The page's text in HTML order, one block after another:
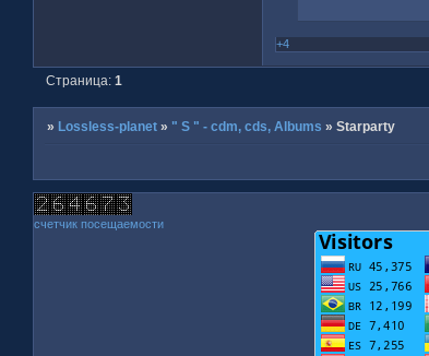
+4
Страница:1
»Lossless-planet » " S " - cdm, cds, Albums »Starparty
счетчик посещаемости